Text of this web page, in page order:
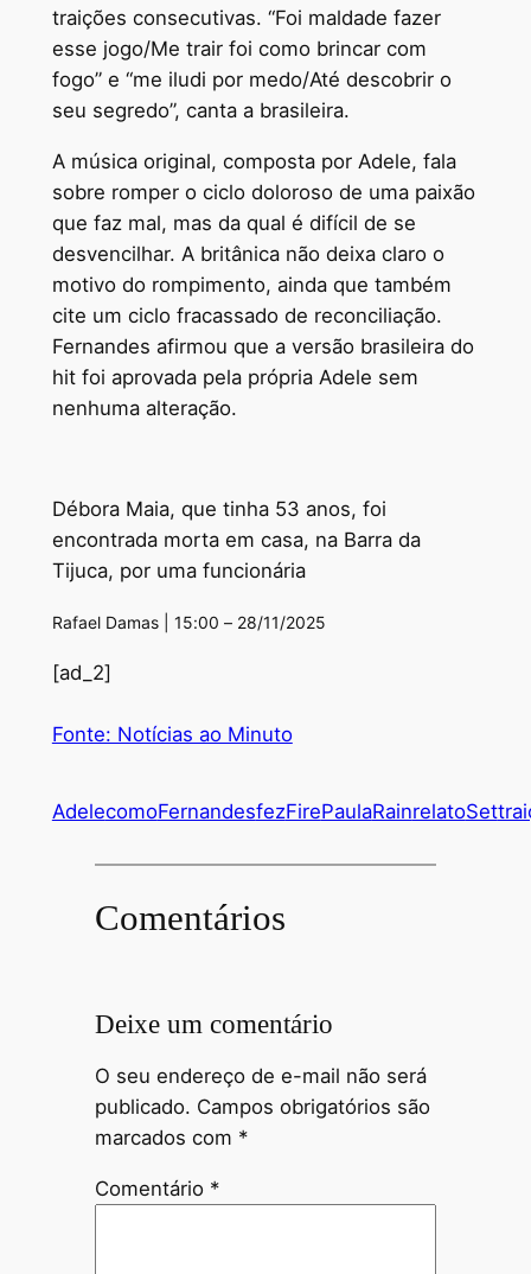
traições consecutivas. “Foi maldade fazer
esse jogo/Me trair foi como brincar com
fogo” e “me iludi por medo/Até descobrir o
seu segredo”, canta a brasileira.
A música original, composta por Adele, fala
sobre romper o ciclo doloroso de uma paixão
que faz mal, mas da qual é difícil de se
desvencilhar. A britânica não deixa claro o
motivo do rompimento, ainda que também
cite um ciclo fracassado de reconciliação.
Fernandes afirmou que a versão brasileira do
hit foi aprovada pela própria Adele sem
nenhuma alteração.
Débora Maia, que tinha 53 anos, foi
encontrada morta em casa, na Barra da
Tijuca, por uma funcionária
Rafael Damas | 15:00 – 28/11/2025
[ad_2]
Fonte: Notícias ao Minuto
AdelecomoFernandesfezFirePaulaRainrelatoSet
Comentários
Deixe um comentário
O seu endereço de e-mail não será
publicado. Campos obrigatórios são
marcados com *
Comentário *